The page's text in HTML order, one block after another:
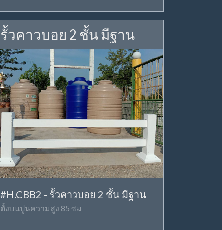
รั้วคาวบอย 2 ชั้น มีฐาน
#H.CBB2 - รั้วคาวบอย 2 ชั้น มีฐาน
ตั้งบนปูนความสูง 85 ซม